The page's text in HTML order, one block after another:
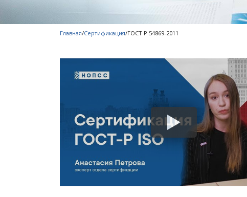
Главная/Сертификация/ГОСТ Р 54869-2011